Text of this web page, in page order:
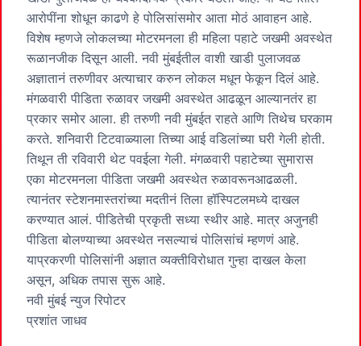
आरोपींना शोधून काढणे हे पोलिसांसमोर आता मोठं आवाहन आहे.
विशेष म्हणजे लोकलच्या मोटरमनला ही महिला पहाटे जखमी अवस्थेत
रूळानजीक दिसून आली. नवी मुंबईतील वाशी खाडी पुलाजवळ
अज्ञातानं तरुणीवर अत्याचार करुन लोकल मधून फेकून दिलं आहे.
मंगळवारी पीडिता रुळावर जखमी अवस्थेत आढळून आल्यानतंर हा
प्रकार समोर आला. ही तरुणी नवी मुंबईत राहते आणि तिथेच घरकाम
करते. शनिवारी टिटवाळ्याला तिच्या आई वडिलांच्या घरी गेली होती.
तिथून ती रविवारी थेट पवईला गेली. मंगळवारी पहाटेच्या सुमारास
एका मोटरमनला पीडिता जखमी अवस्थेत रुळावरूनआढळली.
त्यानंतर स्टेशनमास्तरांच्या मदतीनं तिला हॉस्पिटलमध्ये दाखल
करण्यात आलं. पीडितेची प्रकृती सध्या स्थीर आहे. मात्र अजुनही
पीडिता बोलण्याच्या अवस्थेत नसल्याचं पोलिसांचं म्हणणं आहे.
याप्रकरणी पोलिसांनी अज्ञात व्यक्तीविरोधात गुन्हा दाखल केला
असून, अधिक तपास सुरू आहे.
नवी मुंबई न्युज रिपोटर
प्रशांत जाधव